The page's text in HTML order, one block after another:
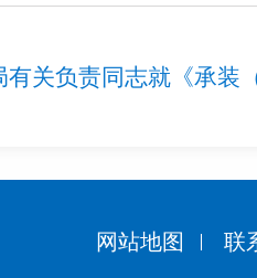
有关负责同志就《承装
网站地图 联